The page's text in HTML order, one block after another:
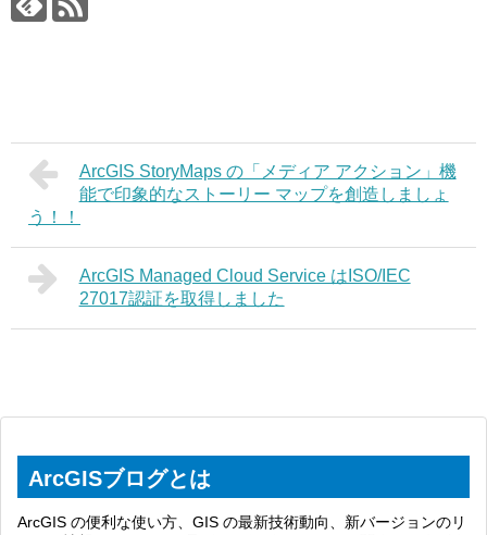
ArcGIS StoryMaps の「メディア アクション」機
能で印象的なストーリー マップを創造しましょ
う！！
ArcGIS Managed Cloud Service はISO/IEC
27017認証を取得しました
ArcGISブログとは
ArcGIS の便利な使い方、GIS の最新技術動向、新バージョンのリ